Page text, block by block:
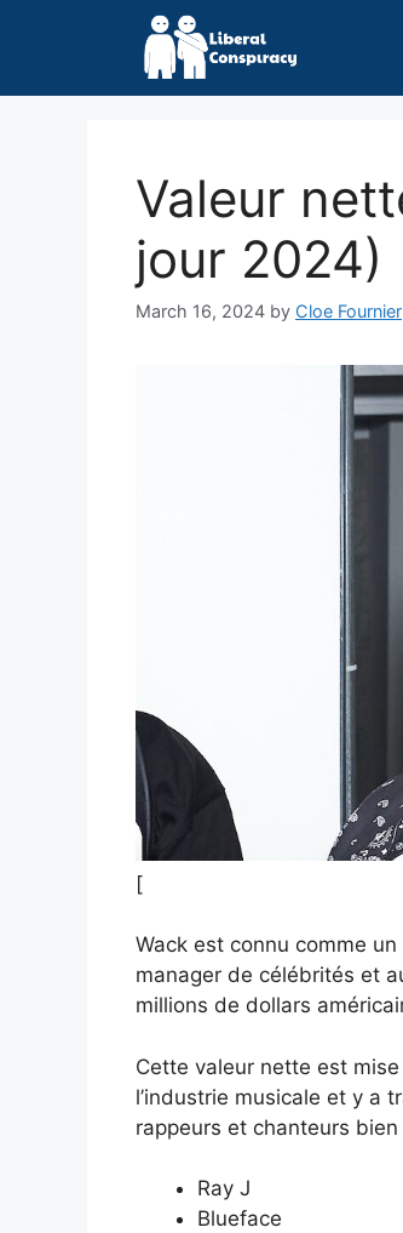
Valeur
jour 2024)
March 16, 2024 by Cloe Fournier
[
Wack est connu comme
manager de célébrités et
millions de dollars
Cette valeur nette est
l’industrie musicale et y a
rappeurs et chanteurs
Ray J
Blueface